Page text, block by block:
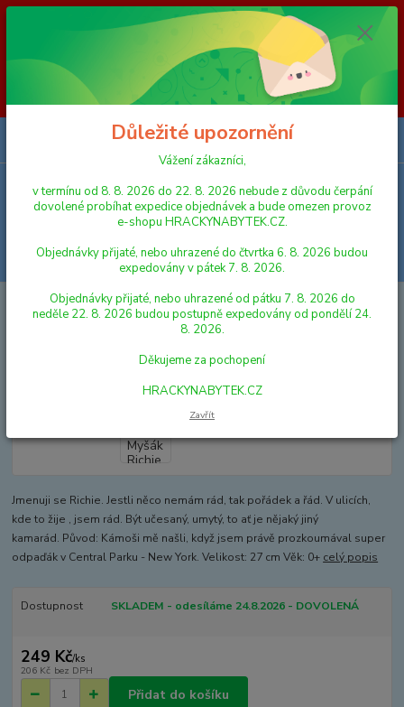
Vážení zákazníci, v termínu od 8. 8. 2026 do 23. 8. 2026 nebude z
důvodu čerpání dovolené probíhat expedice objednávek a bude omezen
provoz e-shopu HRACKYNABYTEK.CZ. Objednávky přijaté, nebo
uhrazené do čtvrtka 6. 8. 2026 budou expedovány v pátek 7. 8. 2026.
Objednávky přijaté, nebo uhrazené od pátku 7. 8. 2026 do neděle 23. 8.
2026 budou postupně expedovány od pondělí 24. 8. 2026. Děkujeme za
pochopení HRACKYNABYTEK.CZ
Menu
Hledat
PLYŠOVÉ HRAČKY Lumpin Myšák Richie, malý
Lumpin Myšák Richie, malý
Jmenuji se Richie. Jestli něco nemám rád, tak pořádek a řád. V ulicích,
kde to žije , jsem rád. Být učesaný, umytý, to ať je nějaký jiný
kamarád. Původ: Kámoši mě našli, když jsem právě prozkoumával super
odpaďák v Central Parku - New York. Velikost: 27 cm Věk: 0+ celý popis
Dostupnost SKLADEM - odesíláme 24.8.2026 - DOVOLENÁ
249 Kč/ks
206 Kč bez DPH
Přidat do košíku
Důležité upozornění
Vážení zákazníci,
v termínu od 8. 8. 2026 do 22. 8. 2026 nebude z důvodu čerpání
dovolené probíhat expedice objednávek a bude omezen provoz
e-shopu HRACKYNABYTEK.CZ.
Objednávky přijaté, nebo uhrazené do čtvrtka 6. 8. 2026 budou
expedovány v pátek 7. 8. 2026.
Objednávky přijaté, nebo uhrazené od pátku 7. 8. 2026 do
neděle 22. 8. 2026 budou postupně expedovány od pondělí 24.
8. 2026.
Děkujeme za pochopení
HRACKYNABYTEK.CZ
Zavřít